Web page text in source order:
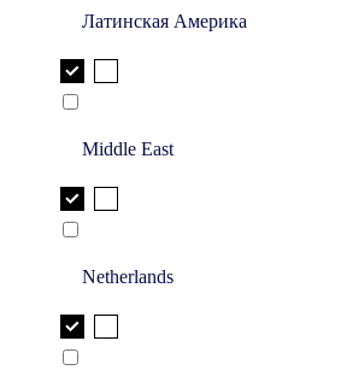
Латинская Америка
Middle East
Netherlands